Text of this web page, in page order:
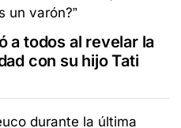
a todos al revelar la
con su hijo Tati